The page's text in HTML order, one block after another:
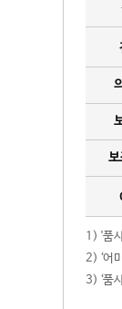
보
1) '품
2) ‘어
3) ‘품